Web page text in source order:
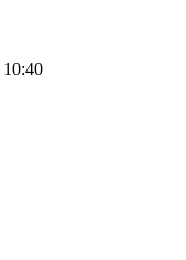
10:40